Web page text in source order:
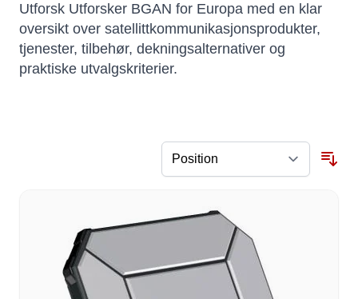
Utforsk Utforsker BGAN for Europa med en klar
oversikt over satellittkommunikasjonsprodukter,
tjenester, tilbehør, dekningsalternativer og
praktiske utvalgskriterier.